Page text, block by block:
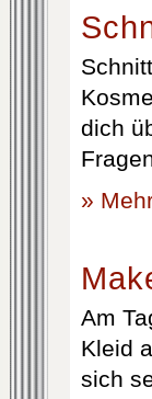
dich
»
Am
Kleid
sich